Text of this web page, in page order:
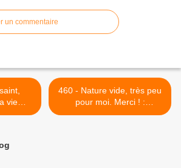
un commentaire
vie
! :
460 - Nature vide, très peu
pour moi. Merci ! :
14/07/2019 >